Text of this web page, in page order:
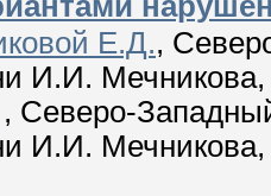
Е.Д.,
И.И.
, Северо-
И.И.